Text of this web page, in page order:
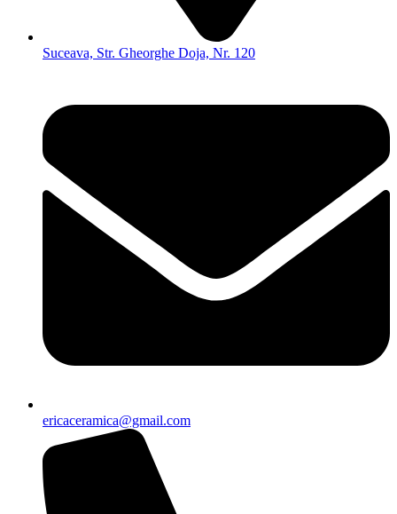
Suceava, Str. Gheorghe Doja, Nr. 120
ericaceramica@gmail.com